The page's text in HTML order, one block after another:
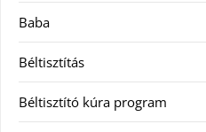
Baba
Béltisztítás
Béltisztító kúra program